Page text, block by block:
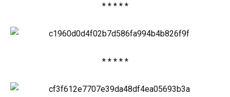
* * * * *
* * * * *